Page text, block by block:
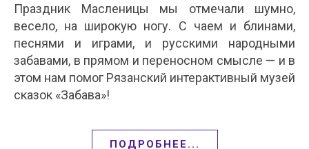
Праздник Масленицы мы отмечали шумно,
весело, на широкую ногу. С чаем и блинами,
песнями и играми, и русскими народными
забавами, в прямом и переносном смысле — и в
этом нам помог Рязанский интерактивный музей
сказок «Забава»!
ПОДРОБНЕЕ...